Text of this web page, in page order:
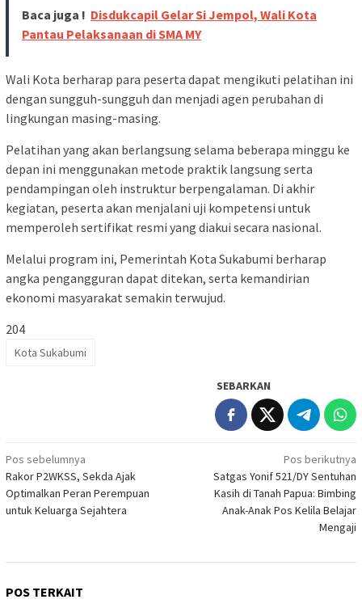
Baca juga ! Disdukcapil Gelar Si Jempol, Wali Kota
Pantau Pelaksanaan di SMA MY
Wali Kota berharap para peserta dapat mengikuti pelatihan ini
dengan sungguh-sungguh dan menjadi agen perubahan di
lingkungan masing-masing.
Pelatihan yang akan berlangsung selama beberapa minggu ke
depan ini menggunakan metode praktik langsung serta
pendampingan oleh instruktur berpengalaman. Di akhir
kegiatan, peserta akan menjalani uji kompetensi untuk
memperoleh sertifikat resmi yang diakui secara nasional.
Melalui program ini, Pemerintah Kota Sukabumi berharap
angka pengangguran dapat ditekan, serta kemandirian
ekonomi masyarakat semakin terwujud.
204
Kota Sukabumi
SEBARKAN
Navigasi
pos
Pos sebelumnya
Rakor P2WKSS, Sekda Ajak
Optimalkan Peran Perempuan
untuk Keluarga Sejahtera
Pos berikutnya
Satgas Yonif 521/DY Sentuhan
Kasih di Tanah Papua: Bimbing
Anak-Anak Pos Kelila Belajar
Mengaji
POS TERKAIT